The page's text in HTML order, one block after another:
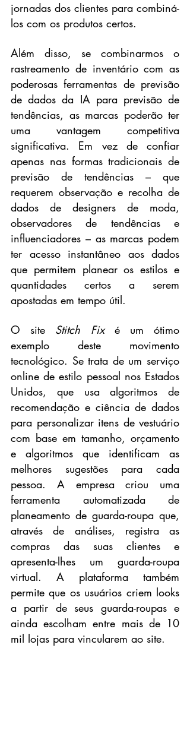
jornadas dos clientes para combiná-
los com os produtos certos.
Além disso, se combinarmos o
rastreamento de inventário com as
poderosas ferramentas de previsão
de dados da IA ​​para previsão de
tendências, as marcas poderão ter
uma vantagem competitiva
significativa. Em vez de confiar
apenas nas formas tradicionais de
previsão de tendências – que
requerem observação e recolha de
dados de designers de moda,
observadores de tendências e
influenciadores – as marcas podem
ter acesso instantâneo aos dados
que permitem planear os estilos e
quantidades certos a serem
apostadas em tempo útil.
O site Stitch Fix
é um ótimo
exemplo deste movimento
tecnológico. Se trata de um serviço
online de estilo pessoal nos Estados
Unidos, que usa algoritmos de
recomendação e ciência de dados
para personalizar itens de vestuário
com base em tamanho, orçamento
e algoritmos que identificam as
melhores sugestões para cada
pessoa. A empresa criou uma
ferramenta automatizada de
planeamento de guarda-roupa que,
através de análises, registra as
compras das suas clientes e
apresenta-lhes um guarda-roupa
virtual. A plataforma também
permite que os usuários criem looks
a partir de seus guarda-roupas e
ainda escolham entre mais de 10
mil lojas para vincularem ao site.